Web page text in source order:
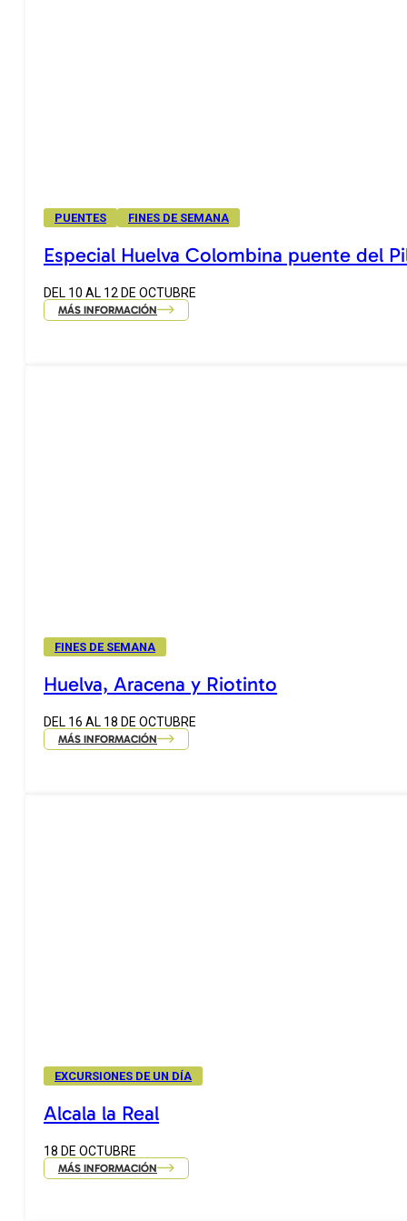
PUENTES FINES DE SEMANA
Especial Huelva Colombina puente del
DEL 10 AL 12 DE OCTUBRE
MÁS INFORMACIÓN
FINES DE SEMANA
Huelva, Aracena y Riotinto
DEL 16 AL 18 DE OCTUBRE
MÁS INFORMACIÓN
EXCURSIONES DE UN DÍA
Alcala la Real
18 DE OCTUBRE
MÁS INFORMACIÓN